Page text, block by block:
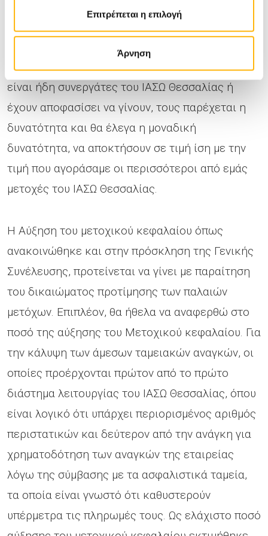
Επιτρέπεται η επιλογή
Άρνηση
η σημερινή αύξηση θα γίνει στη τιμή των 88
λεπτών (0,88 €). Αυτό σημαίνει ότι όσοι γιατροί
είναι ήδη συνεργάτες του ΙΑΣΩ Θεσσαλίας ή
έχουν αποφασίσει να γίνουν, τους παρέχεται η
δυνατότητα και θα έλεγα η μοναδική
δυνατότητα, να αποκτήσουν σε τιμή ίση με την
τιμή που αγοράσαμε οι περισσότεροι από εμάς
μετοχές του ΙΑΣΩ Θεσσαλίας.
Η Αύξηση του μετοχικού κεφαλαίου όπως
ανακοινώθηκε και στην πρόσκληση της Γενικής
Συνέλευσης, προτείνεται να γίνει με παραίτηση
του δικαιώματος προτίμησης των παλαιών
μετόχων. Επιπλέον, θα ήθελα να αναφερθώ στο
ποσό της αύξησης του Μετοχικού κεφαλαίου. Για
την κάλυψη των άμεσων ταμειακών αναγκών, οι
οποίες προέρχονται πρώτον από το πρώτο
διάστημα λειτουργίας του ΙΑΣΩ Θεσσαλίας, όπου
είναι λογικό ότι υπάρχει περιορισμένος αριθμός
περιστατικών και δεύτερον από την ανάγκη για
χρηματοδότηση των αναγκών της εταιρείας
λόγω της σύμβασης με τα ασφαλιστικά ταμεία,
τα οποία είναι γνωστό ότι καθυστερούν
υπέρμετρα τις πληρωμές τους. Ως ελάχιστο ποσό